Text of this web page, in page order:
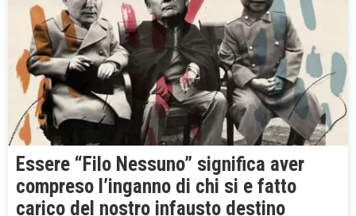
Essere “Filo Nessuno” significa aver
compreso l’inganno di chi si e fatto
carico del nostro infausto destino